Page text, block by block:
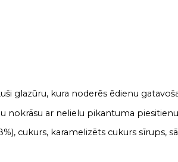
glazūru, kura noderēs ēdienu
nokrāsu ar nelielu pikantuma
cukurs, karamelizēts cukurs